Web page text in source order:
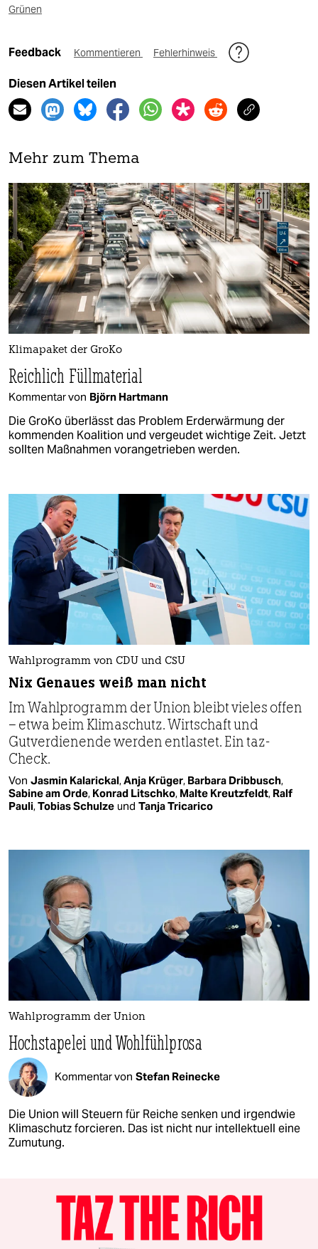
Grünen
Feedback Kommentieren Fehlerhinweis
Diesen Artikel teilen
Mehr zum Thema
Klimapaket der GroKo
Reichlich Füllmaterial
Kommentar von Björn Hartmann
Die GroKo überlässt das Problem Erderwärmung der
kommenden Koalition und vergeudet wichtige Zeit. Jetzt
sollten Maßnahmen vorangetrieben werden.
Wahlprogramm von CDU und CSU
Nix Genaues weiß man nicht
Im Wahlprogramm der Union bleibt vieles offen
– etwa beim Klimaschutz. Wirtschaft und
Gutverdienende werden entlastet. Ein taz-
Check.
Von Jasmin Kalarickal,Anja Krüger, Barbara Dribbusch,
Sabine am Orde, Konrad Litschko, Malte Kreutzfeldt, Ralf
Pauli,Tobias Schulze und Tanja Tricarico
Wahlprogramm der Union
Hochstapelei und Wohlfühlprosa
Kommentar von Stefan Reinecke
Die Union will Steuern für Reiche senken und irgendwie
Klimaschutz forcieren. Das ist nicht nur intellektuell eine
Zumutung.